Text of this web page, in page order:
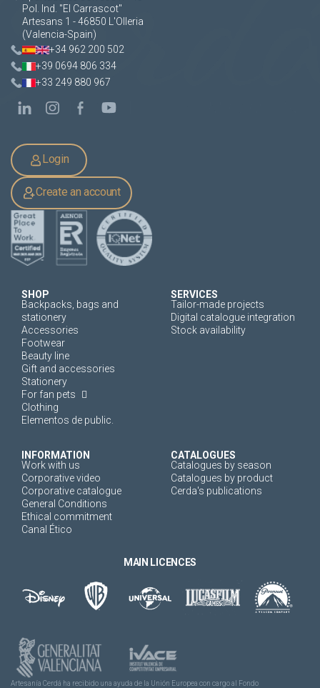
Pol. Ind. "El Carrascot"
Artesans 1 - 46850 L'Olleria
(Valencia-Spain)
+34 962 200 502
+39 0694 806 334
+33 249 880 967
Login
Create an account
SHOP
Backpacks, bags and
stationery
Accessories
Footwear
Beauty line
Gift and accessories
Stationery
For fan pets
Clothing
Elementos de public.
SERVICES
Tailor-made projects
Digital catalogue integration
Stock availability
INFORMATION
Work with us
Corporative video
Corporative catalogue
General Conditions
Ethical commitment
Canal Ético
CATALOGUES
Catalogues by season
Catalogues by product
Cerda's publications
MAIN LICENCES
Artesanía Cerdá ha recibido una ayuda de la Unión Europea con cargo al Fondo